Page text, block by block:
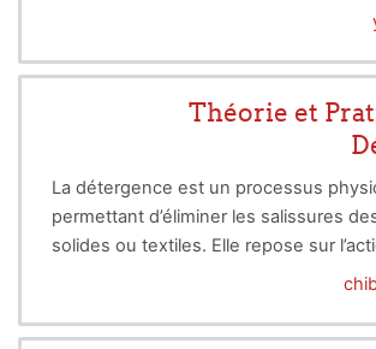
Théorie et
La détergence est un processus
permettant d’éliminer les salissures
solides ou textiles. Elle repose sur
tensioactifs, des agents capables de
impuretés. Les détergents trouvent